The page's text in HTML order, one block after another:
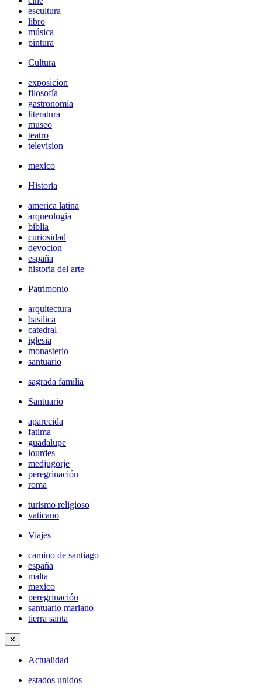
escultura
libro
música
pintura
Cultura
exposicion
filosofía
gastronomía
literatura
museo
teatro
television
mexico
Historia
america latina
arqueologia
biblia
curiosidad
devocion
españa
historia del arte
Patrimonio
arquitectura
basilica
catedral
iglesia
monasterio
santuario
sagrada familia
Santuario
aparecida
fatima
guadalupe
lourdes
medjugorje
peregrinación
roma
turismo religioso
vaticano
Viajes
camino de santiago
españa
malta
mexico
peregrinación
santuario mariano
tierra santa
✕
Actualidad
estados unidos